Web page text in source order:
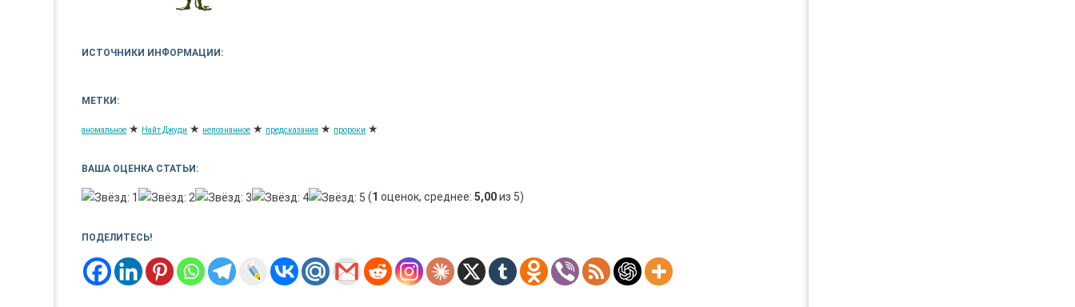
ИСТОЧНИКИ ИНФОРМАЦИИ:
МЕТКИ:
аномальное ★ Найт Джуди ★ непознанное ★ предсказания ★ пророки ★
ВАША ОЦЕНКА СТАТЬИ:
(1 оценок, среднее:5,00из 5)
ПОДЕЛИТЕСЬ!